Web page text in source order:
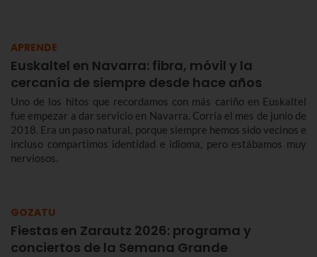
APRENDE
Euskaltel en Navarra: fibra, móvil y la
cercanía de siempre desde hace años
Uno de los hitos que recordamos con más cariño en Euskaltel
fue empezar a dar servicio en Navarra. Corría el mes de junio de
2018. Era un paso natural, porque siempre hemos sido vecinos e
incluso compartimos identidad e idioma, pero estábamos muy
nerviosos.
GOZATU
Fiestas en Zarautz 2026: programa y
conciertos de la Semana Grande